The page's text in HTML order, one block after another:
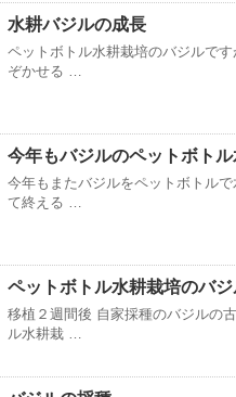
水耕バジルの成長
ペットボトル水耕栽培のバジルで
ぞかせる …
今年もバジルのペットボト
今年もまたバジルをペットボトル
て終える …
ペットボトル水耕栽培のバジ
移植２週間後 自家採種のバジルの
ル水耕栽 …